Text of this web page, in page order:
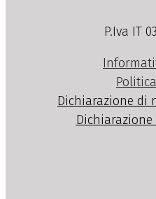
P.Iva IT
Dichiarazione di